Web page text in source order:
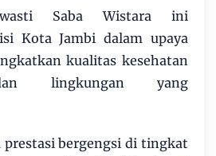
Saba Wistara ini
Kota Jambi dalam upaya
kualitas kesehatan
lingkungan yang
prestasi bergengsi di tingkat